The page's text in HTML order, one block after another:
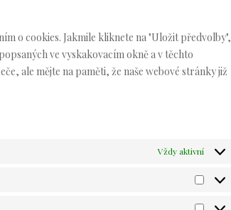
o cookies. Jakmile kliknete na "Uložit předvolby",
ve vyskakovacím okně a v těchto
ale mějte na paměti, že naše webové stránky již
Vždy aktivní